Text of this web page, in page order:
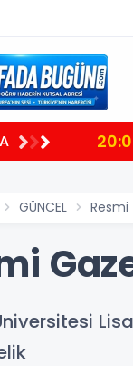
GÜNCEL Resmi